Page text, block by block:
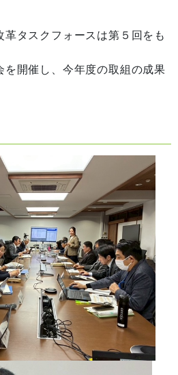
タスクフォースは第５回をも
開催し、今年度の取組の成果